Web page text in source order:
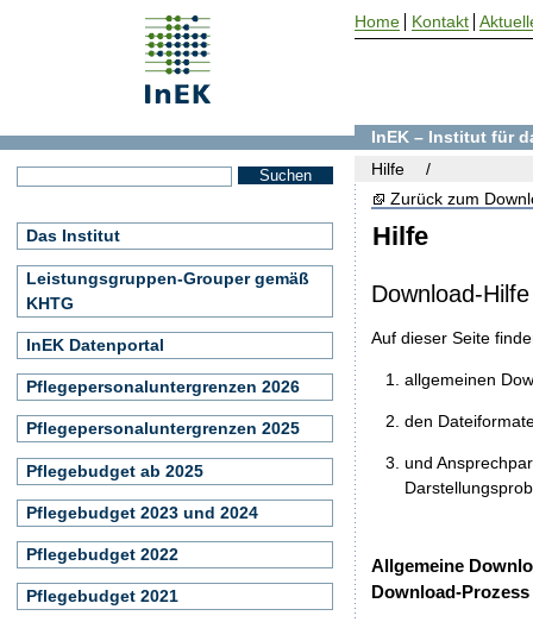
Hilfe
Zurück zum
Download-Hilfe
Auf dieser Seite
allgemeinen
den
und
Allgemeine
Download-Prozess
InEK – Institut für
Hilfe
Das Institut
Leistungsgruppen-Grouper gemäß
KHTG
InEK Datenportal
Pflegepersonaluntergrenzen 2026
Pflegepersonaluntergrenzen 2025
Pflegebudget ab 2025
Pflegebudget 2023 und 2024
Pflegebudget 2022
Pflegebudget 2021
Home Kontakt